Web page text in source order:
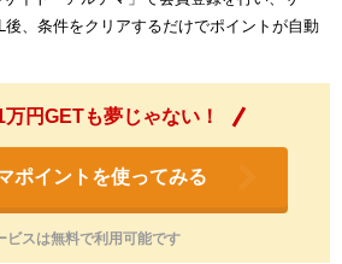
後、条件をクリアするだけでポイントが自動
円GETも夢じゃない！
ポイントを使ってみる
スは無料で利用可能です